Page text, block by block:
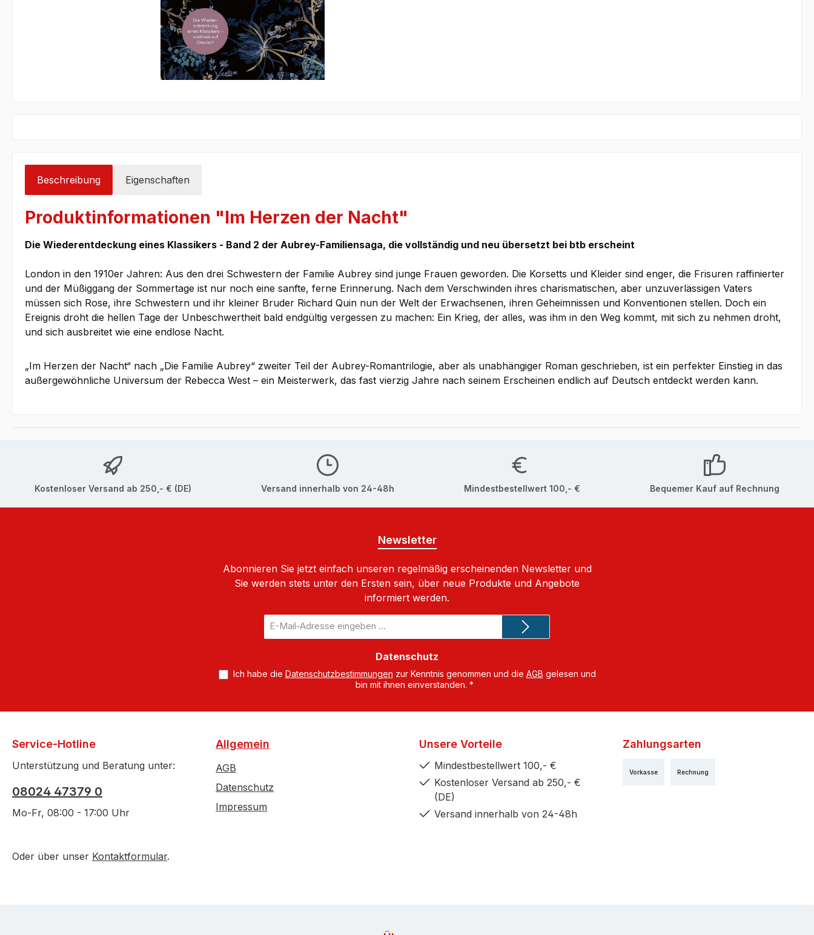
Beschreibung Eigenschaften
Produktinformationen "Im Herzen der Nacht"
Die Wiederentdeckung eines Klassikers - Band 2 der Aubrey-Familiensaga, die vollständig und neu übersetzt bei btb erscheint
London in den 1910er Jahren: Aus den drei Schwestern der Familie Aubrey sind junge Frauen geworden. Die Korsetts und Kleider sind enger, die Frisuren raffinierter
und der Müßiggang der Sommertage ist nur noch eine sanfte, ferne Erinnerung. Nach dem Verschwinden ihres charismatischen, aber unzuverlässigen Vaters
müssen sich Rose, ihre Schwestern und ihr kleiner Bruder Richard Quin nun der Welt der Erwachsenen, ihren Geheimnissen und Konventionen stellen. Doch ein
Ereignis droht die hellen Tage der Unbeschwertheit bald endgültig vergessen zu machen: Ein Krieg, der alles, was ihm in den Weg kommt, mit sich zu nehmen droht,
und sich ausbreitet wie eine endlose Nacht.
„Im Herzen der Nacht“ nach „Die Familie Aubrey“ zweiter Teil der Aubrey-Romantrilogie, aber als unabhängiger Roman geschrieben, ist ein perfekter Einstieg in das
außergewöhnliche Universum der Rebecca West – ein Meisterwerk, das fast vierzig Jahre nach seinem Erscheinen endlich auf Deutsch entdeckt werden kann.
Kostenloser Versand ab 250,- € (DE) Versand innerhalb von 24-48h Mindestbestellwert 100,- € Bequemer Kauf auf Rechnung
Newsletter
Abonnieren Sie jetzt einfach unseren regelmäßig erscheinenden Newsletter und
Sie werden stets unter den Ersten sein, über neue Produkte und Angebote
informiert werden.
Mail-
Adresse
Datenschutz
Ich habe die Datenschutzbestimmungen zur Kenntnis genommen und die AGB gelesen und
bin mit ihnen einverstanden. *
Service-Hotline
Unterstützung und Beratung unter:
08024 47379 0
Mo-Fr, 08:00 - 17:00 Uhr
Oder über unser Kontaktformular.
Allgemein
AGB
Datenschutz
Impressum
Unsere Vorteile
Mindestbestellwert 100,- €
Kostenloser Versand ab 250,- €
(DE)
Versand innerhalb von 24-48h
Zahlungsarten
Rechnung
Vorkasse